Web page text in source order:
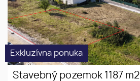
Exkluzívna ponuka
Stavebný pozemok 1187 m2